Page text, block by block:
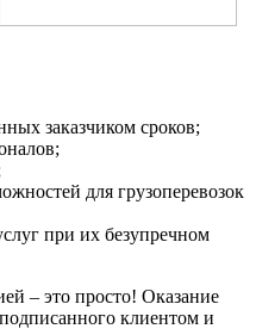
заказчиком сроков;
для грузоперевозок
при их безупречном
– это просто! Оказание
клиентом и